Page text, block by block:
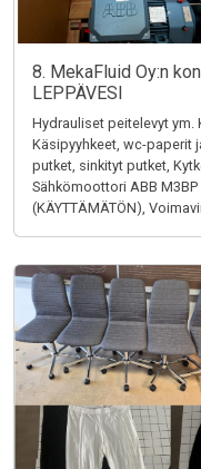
8. MekaFluid Oy:n
LEPPÄVESI
Hydrauliset peitelevyt ym.
Käsipyyhkeet, wc-paperit
putket, sinkityt putket,
Sähkömoottori ABB
(KÄYTTÄMÄTÖN),